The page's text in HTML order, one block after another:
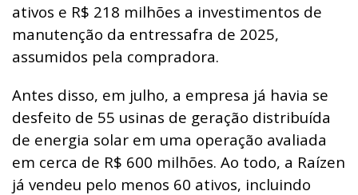
ativos e R$ 218 milhões a investimentos de
manutenção da entressafra de 2025,
assumidos pela compradora.
Antes disso, em julho, a empresa já havia se
desfeito de 55 usinas de geração distribuída
de energia solar em uma operação avaliada
em cerca de R$ 600 milhões. Ao todo, a Raízen
já vendeu pelo menos 60 ativos, incluindo